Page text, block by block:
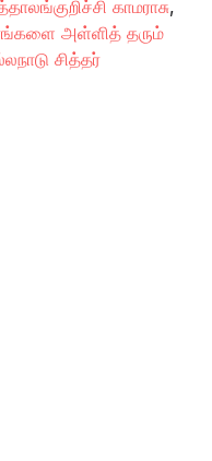
காமராசு,
அள்ளித் தரும்
சித்தர்